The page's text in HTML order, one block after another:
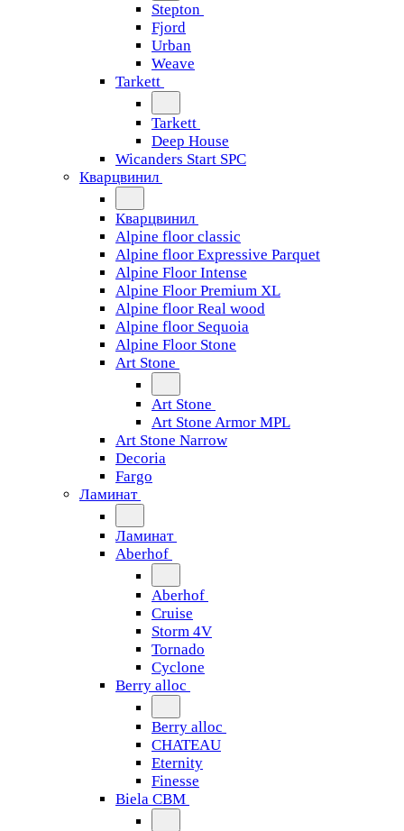
Stepton
Fjord
Urban
Weave
Tarkett
Tarkett
Deep House
Wicanders Start SPC
Кварцвинил
Кварцвинил
Alpine floor classic
Alpine floor Expressive Parquet
Alpine Floor Intense
Alpine Floor Premium XL
Alpine floor Real wood
Alpine floor Sequoia
Alpine Floor Stone
Art Stone
Art Stone
Art Stone Armor MPL
Art Stone Narrow
Decoria
Fargo
Ламинат
Ламинат
Aberhof
Aberhof
Cruise
Storm 4V
Tornado
Сyclone
Berry alloc
Berry alloc
CHATEAU
Eternity
Finesse
Biela CBM